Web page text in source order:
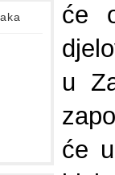
će
u
će